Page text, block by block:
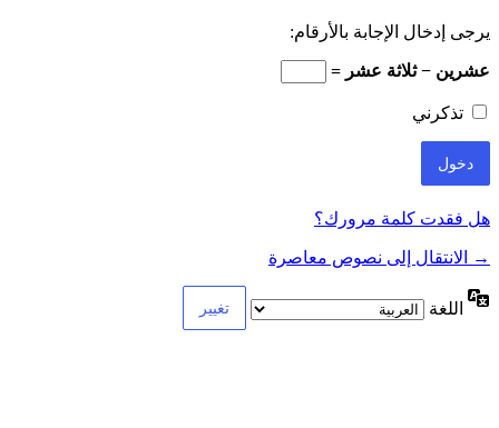
يرجى إدخال الإجابة بالأرقام:
عشرين − ثلاثة عشر =
تذكرني
هل فقدت كلمة مرورك؟
→ الانتقال إلى نصوص معاصرة
اللغة